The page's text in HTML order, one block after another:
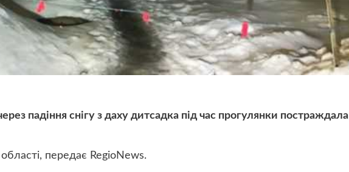
падіння снігу з даху дитсадка під час прогулянки постраждала
передає RegioNews.